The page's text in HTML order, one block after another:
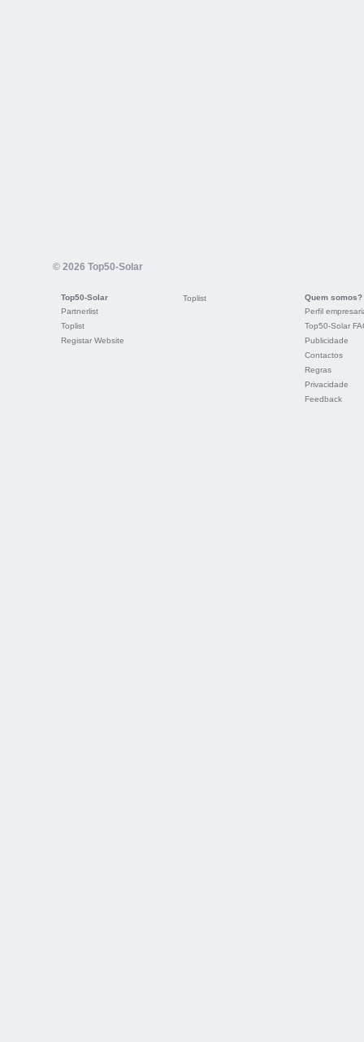
© 2026 Top50-Solar
Top50-Solar
Partnerlist
Toplist
Registar Website
Toplist
Quem somos?
Perfil
Top50-Solar
Publicidade
Contactos
Regras
Privacidade
Feedback